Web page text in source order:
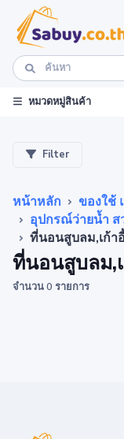
หมวดหมู่สินค้า
Filter
หน้าหลัก
ของใช้
อุปกรณ์ว่ายน้ำ
ที่นอนสูบลม,เก้า
ที่นอนสูบลม,
จำนวน 0 รายการ